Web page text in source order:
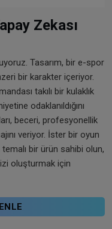
Zekası
Tasarım, bir e-spor
bir karakter içeriyor.
takılı bir kulaklık
odaklanıldığını
beceri, profesyonellik
veriyor. İster bir oyun
bir ürün sahibi olun,
oluşturmak için